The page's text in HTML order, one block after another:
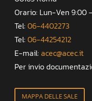
Orario: Lun-Ven 9:00
Tel: 06-4402273
Tel: 06-44254212
E-mail: acec@acec.it
Per invio
MAPPA DELLE SALE